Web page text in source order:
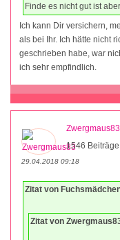
Finde es nicht gut ist
Ich kann Dir versichern,
als bei Ihr. Ich hätte nicht
geschrieben habe, war
ich sehr empfindlich.
Zwergmaus83
1546 Beiträge
29.04.2018 09:18
Zitat von
Zitat von